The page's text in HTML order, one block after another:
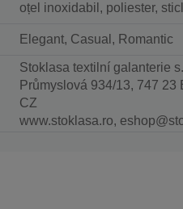
oțel inoxidabil, poliester,
Elegant, Casual, Romantic
Stoklasa textilní galanterie
Průmyslová 934/13, 747 23
CZ
www.stoklasa.ro,